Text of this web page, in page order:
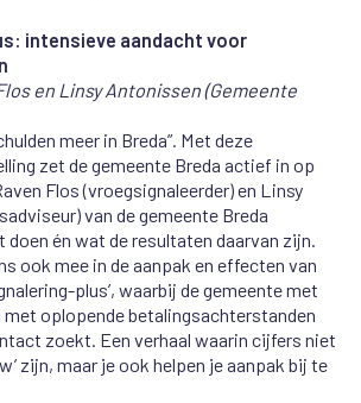
intensieve aandacht voor
en Linsy Antonissen (Gemeente
meer in Breda”. Met deze
zet de gemeente Breda actief in op
Flos (vroegsignaleerder) en Linsy
van de gemeente Breda
doen én wat de resultaten daarvan zijn.
ook mee in de aanpak en effecten van
plus’, waarbij de gemeente met
met oplopende betalingsachterstanden
zoekt. Een verhaal waarin cijfers niet
zijn, maar je ook helpen je aanpak bij te